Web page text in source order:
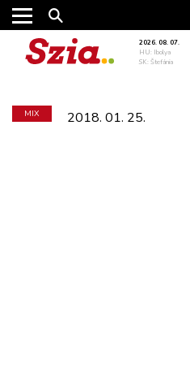
2026. 08. 07.
HU: Ibolya
SK: Štefánia
MIX 2018. 01. 25.